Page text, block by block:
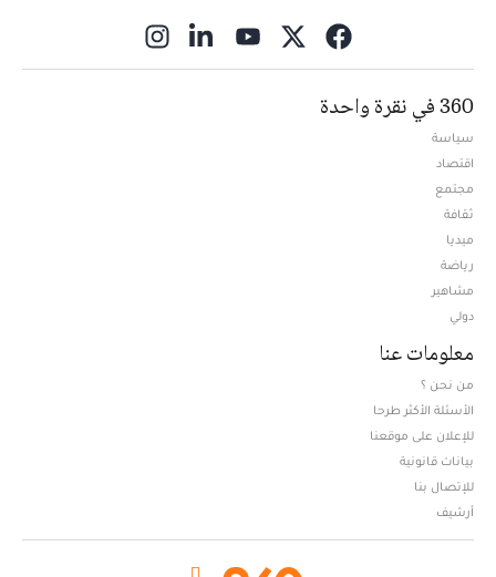
360 في نقرة واحدة
سياسة
اقتصاد
مجتمع
ثقافة
ميديا
رياضة
مشاهير
دولي
معلومات عنا
من نحن ؟
الأسئلة الأكثر طرحا
للإعلان على موقعنا
بيانات قانونية
للإتصال بنا
أرشيف